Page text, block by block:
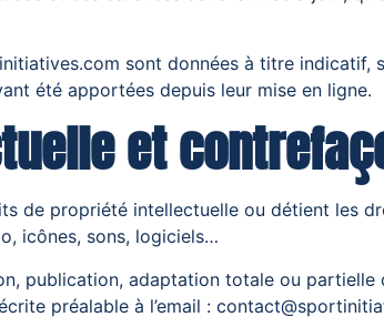
sont données à titre indicatif,
été apportées depuis leur mise en ligne.
et
de propriété intellectuelle ou détient les
icônes, sons, logiciels…
publication, adaptation totale ou partielle
préalable à l’email :